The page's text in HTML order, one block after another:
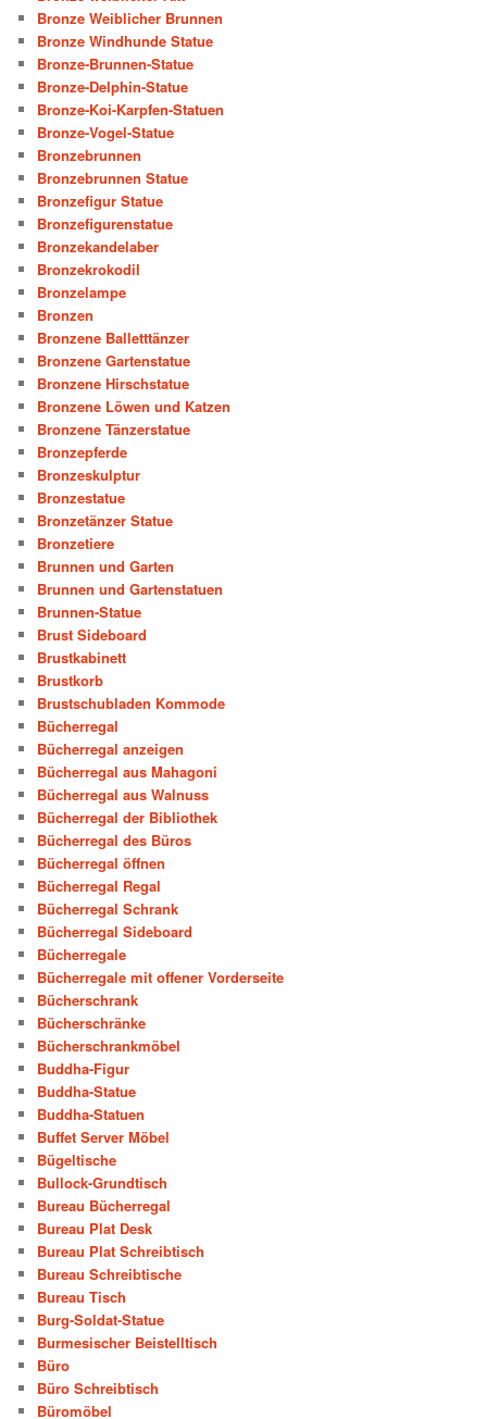
Bronze Weiblicher Brunnen
Bronze Windhunde Statue
Bronze-Brunnen-Statue
Bronze-Delphin-Statue
Bronze-Koi-Karpfen-Statuen
Bronze-Vogel-Statue
Bronzebrunnen
Bronzebrunnen Statue
Bronzefigur Statue
Bronzefigurenstatue
Bronzekandelaber
Bronzekrokodil
Bronzelampe
Bronzen
Bronzene Balletttänzer
Bronzene Gartenstatue
Bronzene Hirschstatue
Bronzene Löwen und Katzen
Bronzene Tänzerstatue
Bronzepferde
Bronzeskulptur
Bronzestatue
Bronzetänzer Statue
Bronzetiere
Brunnen und Garten
Brunnen und Gartenstatuen
Brunnen-Statue
Brust Sideboard
Brustkabinett
Brustkorb
Brustschubladen Kommode
Bücherregal
Bücherregal anzeigen
Bücherregal aus Mahagoni
Bücherregal aus Walnuss
Bücherregal der Bibliothek
Bücherregal des Büros
Bücherregal öffnen
Bücherregal Regal
Bücherregal Schrank
Bücherregal Sideboard
Bücherregale
Bücherregale mit offener Vorderseite
Bücherschrank
Bücherschränke
Bücherschrankmöbel
Buddha-Figur
Buddha-Statue
Buddha-Statuen
Buffet Server Möbel
Bügeltische
Bullock-Grundtisch
Bureau Bücherregal
Bureau Plat Desk
Bureau Plat Schreibtisch
Bureau Schreibtische
Bureau Tisch
Burg-Soldat-Statue
Burmesischer Beistelltisch
Büro
Büro Schreibtisch
Büromöbel